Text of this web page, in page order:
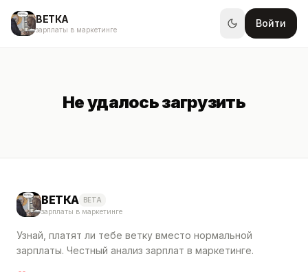
ВЕТКА
зарплаты в маркетинге
Войти
Не удалось загрузить
ВЕТКА BETA
зарплаты в маркетинге
Узнай, платят ли тебе ветку вместо нормальной
зарплаты. Честный анализ зарплат в маркетинге.